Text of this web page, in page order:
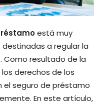
está muy
a regular la
Como resultado de la
derechos de los
el seguro de préstamo
En este artículo,